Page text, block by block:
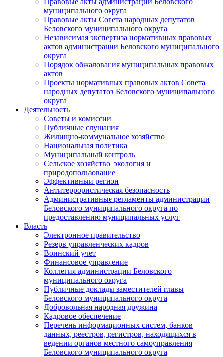
Правовые акты администрации Беловского
муниципального округа
Правовые акты Совета народных депутатов
Беловского муниципального округа
Независимая экспертиза нормативных правовых
актов администрации Беловского муниципального
округа
Порядок обжалования муниципальных правовых
актов
Проекты нормативных правовых актов Совета
народных депутатов Беловского муниципального
округа
Деятельность
Советы и комиссии
Публичные слушания
Жилищно-коммунальное хозяйство
Национальная политика
Муниципальный контроль
Сельское хозяйство, экология и
природопользование
Эффективный регион
Антитеррористическая безопасность
Административные регламенты администрации
Беловского муниципального округа по
предоставлению муниципальных услуг
Власть
Электронное правительство
Резерв управленческих кадров
Воинский учет
Финансовое управление
Коллегия администрации Беловского
муниципального округа
Публичные доклады заместителей главы
Беловского муниципального округа
Добровольная народная дружина
Кадровое обеспечение
Перечень информационных систем, банков
данных, реестров, регистров, находящихся в
ведении органов местного самоуправления
Беловского муниципального округа